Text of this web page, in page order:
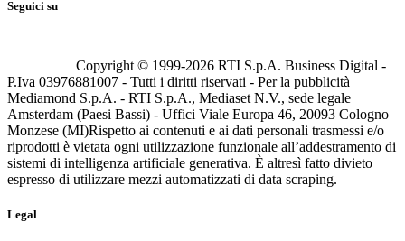
Seguici su
Copyright © 1999-2026 RTI S.p.A. Business Digital -
P.Iva 03976881007 - Tutti i diritti riservati - Per la pubblicità
Mediamond S.p.A. - RTI S.p.A., Mediaset N.V., sede legale
Amsterdam (Paesi Bassi) - Uffici Viale Europa 46, 20093 Cologno
Monzese (MI)Rispetto ai contenuti e ai dati personali trasmessi e/o
riprodotti è vietata ogni utilizzazione funzionale all’addestramento di
sistemi di intelligenza artificiale generativa. È altresì fatto divieto
espresso di utilizzare mezzi automatizzati di data scraping.
Legal